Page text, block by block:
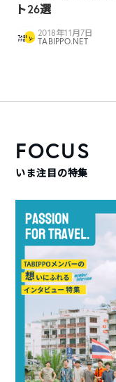
ト26選
2018年11月7日
TABIPPO.NET
FOCUS
いま注目の特集